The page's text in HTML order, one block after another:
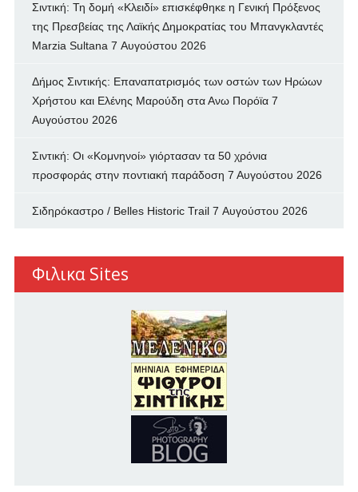
Σιντική: Τη δομή «Κλειδί» επισκέφθηκε η Γενική Πρόξενος
της Πρεσβείας της Λαϊκής Δημοκρατίας του Μπανγκλαντές
Marzia Sultana 7 Αυγούστου 2026
Δήμος Σιντικής: Επαναπατρισμός των oστών των Ηρώων
Χρήστου και Ελένης Μαρούδη στα Ανω Πορόϊα 7
Αυγούστου 2026
Σιντική: Οι «Κομνηνοί» γιόρτασαν τα 50 χρόνια
προσφοράς στην ποντιακή παράδοση 7 Αυγούστου 2026
Σιδηρόκαστρο / Belles Historic Trail 7 Αυγούστου 2026
Φιλικα Sites